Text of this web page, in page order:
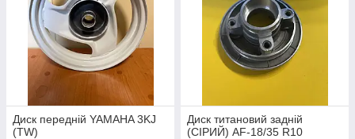
Диск передній YAMAHA 3KJ
(TW)
Диск титановий задній
(СІРИЙ) AF-18/35 R10